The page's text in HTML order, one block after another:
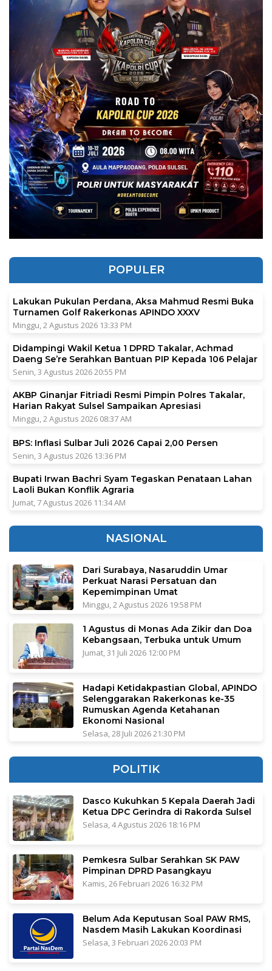
POPULER
Lakukan Pukulan Perdana, Aksa Mahmud Resmi Buka
Turnamen Golf Rakerkonas APINDO XXXV
Minggu, 2 Agustus 2026 13:33 PM
Didampingi Wakil Ketua 1 DPRD Takalar, Achmad
Daeng Se’re Serahkan Bantuan PIP Kepada 106 Pelajar
Senin, 3 Agustus 2026 20:55 PM
AKBP Ginanjar Fitriadi Resmi Pimpin Polres Takalar,
Harian Rakyat Sulsel Sampaikan Apresiasi
Minggu, 2 Agustus 2026 08:37 AM
BPS: Inflasi Sulbar Juli 2026 Capai 2,00 Persen
Senin, 3 Agustus 2026 13:36 PM
Bupati Irwan Bachri Syam Tegaskan Penataan Lahan
Laoli Bukan Konflik Agraria
Jumat, 7 Agustus 2026 11:34 AM
NASIONAL
Dari Surabaya, Nasaruddin Umar
Perkuat Narasi Persatuan dan
Kepemimpinan Umat
Minggu, 2 Agustus 2026 19:58 PM
1 Agustus di Monas Ada Zikir dan Doa
Kebangsaan, Terbuka untuk Umum
Jumat, 31 Juli 2026 12:00 PM
Hadapi Ketidakpastian Global, APINDO
Selenggarakan Rakerkonas ke-35
Rumuskan Agenda Ketahanan
Ekonomi Nasional
Selasa, 28 Juli 2026 21:30 PM
POLITIK
Dasco Kukuhkan 5 Kepala Daerah Jadi
Ketua DPC Gerindra di Rakorda Sulsel
Selasa, 4 Agustus 2026 18:16 PM
Pemkesra Sulbar Serahkan SK PAW
Pimpinan DPRD Pasangkayu
Kamis, 26 Februari 2026 16:32 PM
Belum Ada Keputusan Soal PAW RMS,
Nasdem Masih Lakukan Koordinasi
Selasa, 3 Februari 2026 20:03 PM